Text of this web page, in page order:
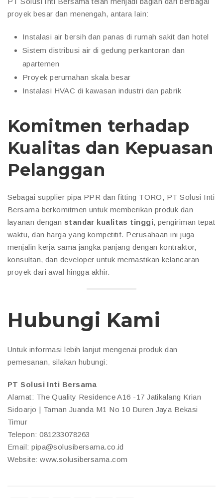
proyek besar dan menengah, antara lain:
Instalasi air bersih dan panas di rumah sakit dan hotel
Sistem distribusi air di gedung perkantoran dan
apartemen
Proyek perumahan skala besar
Instalasi HVAC di kawasan industri dan pabrik
Komitmen terhadap
Kualitas dan Kepuasan
Pelanggan
Sebagai supplier pipa PPR dan fitting TORO, PT Solusi Inti
Bersama berkomitmen untuk memberikan produk dan
layanan dengan standar kualitas tinggi, pengiriman tepat
waktu, dan harga yang kompetitif. Perusahaan ini juga
menjalin kerja sama jangka panjang dengan kontraktor,
konsultan, dan developer untuk memastikan kelancaran
proyek dari awal hingga akhir.
Hubungi Kami
Untuk informasi lebih lanjut mengenai produk dan
pemesanan, silakan hubungi:
PT Solusi Inti Bersama
Alamat: The Quality Residence A16 -17 Jatikalang Krian
Sidoarjo | Taman Juanda M1 No 10 Duren Jaya Bekasi
Timur
Telepon: 081233078263
Email: pipa@solusibersama.co.id
Website: www.solusibersama.com